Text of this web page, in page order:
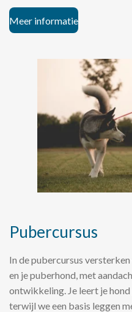
Meer informatie
Pubercursus
In de pubercursus
en je puberhond, met
ontwikkeling. Je leert je
terwijl we een basis leggen